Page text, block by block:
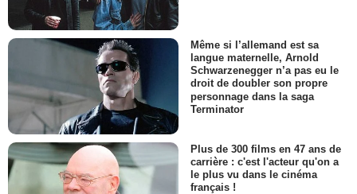
Même si l’allemand est sa
langue maternelle, Arnold
Schwarzenegger n’a pas eu le
droit de doubler son propre
personnage dans la saga
Terminator
Plus de 300 films en 47 ans de
carrière : c'est l'acteur qu'on a
le plus vu dans le cinéma
français !